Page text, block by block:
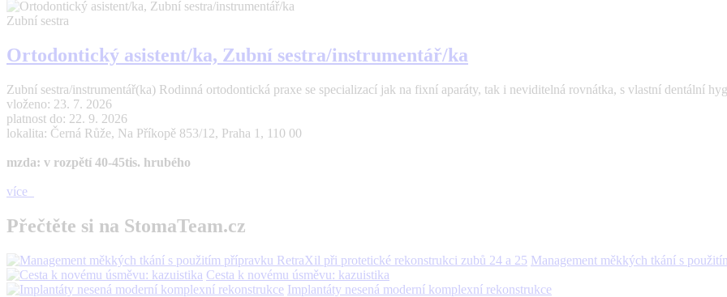
Zubní sestra
Ortodontický asistent/ka, Zubní sestra/instrumentář/ka
Zubní sestra/instrumentář(ka) Rodinná ortodontická praxe se specializací jak na fixní aparáty, tak i neviditelná rovnátka, s vlastní dentální
vloženo: 23. 7. 2026
platnost do: 22. 9. 2026
lokalita: Černá Růže, Na Příkopě 853/12, Praha 1, 110 00
mzda: v rozpětí 40-45tis. hrubého
více
Přečtěte si na StomaTeam.cz
Management měkkých tkání s
Cesta k novému úsměvu: kazuistika
Implantáty nesená moderní komplexní rekonstrukce